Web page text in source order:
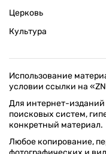
Церковь
Культура
Использование
условии ссылки на
Для интернет-изданий
поисковых систем,
конкретный материал.
Любое копирование,